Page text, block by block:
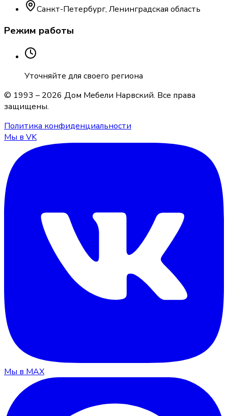
Санкт-Петербург, Ленинградская область
Режим работы
Уточняйте для своего региона
© 1993 – 2026 Дом Мебели Нарвский. Все права
защищены.
Политика конфиденциальности
Мы в VK
Мы в MAX